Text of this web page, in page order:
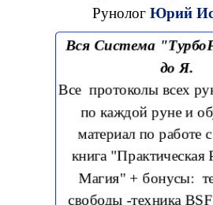
Рунолог Юрий
Вся Система
до Я.
Все протоколы всех
по каждой руне и
материал по работе
книга "Практическая
Магия" + бонусы:
свободы -техника